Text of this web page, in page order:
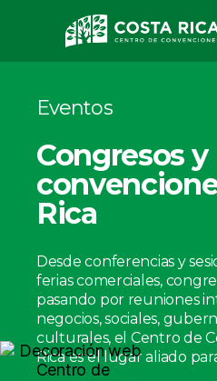
Eventos
Congresos y
Rica
Desde conferencias y
ferias comerciales,
pasando por reuniones
negocios, sociales,
culturales, el Centro de
Rica es el lugar aliado